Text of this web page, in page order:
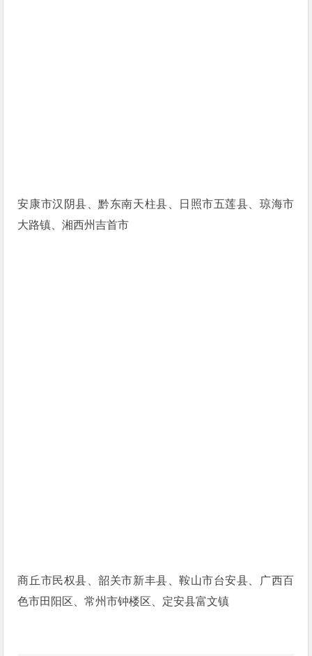
安康市汉阴县、黔东南天柱县、日照市五莲县、琼海市
大路镇、湘西州吉首市
商丘市民权县、韶关市新丰县、鞍山市台安县、广西百
色市田阳区、常州市钟楼区、定安县富文镇